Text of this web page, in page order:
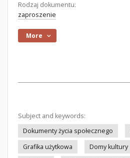
Rodzaj dokumentu:
zaproszenie
More
Subject and keywords:
Dokumenty życia społecznego
Grafika użytkowa
Domy kultury